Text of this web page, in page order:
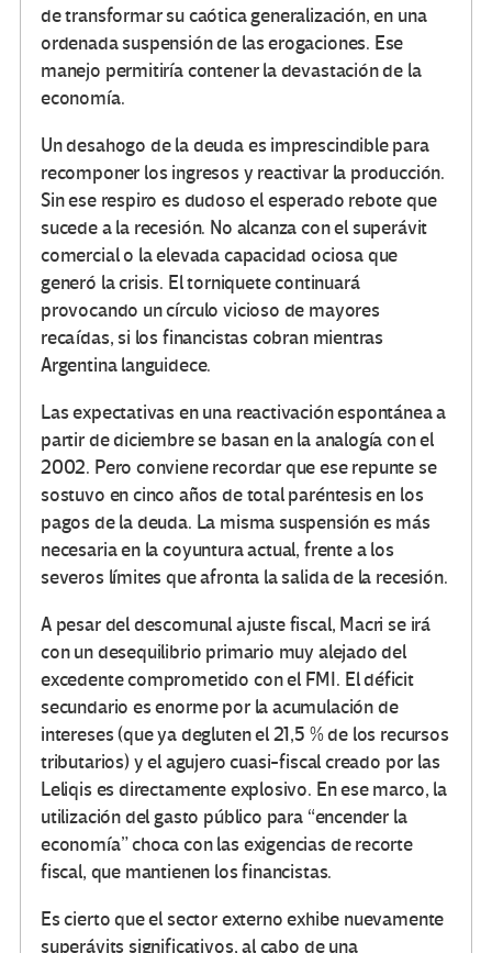
de transformar su caótica generalización, en una
ordenada suspensión de las erogaciones. Ese
manejo permitiría contener la devastación de la
economía.
Un desahogo de la deuda es imprescindible para
recomponer los ingresos y reactivar la producción.
Sin ese respiro es dudoso el esperado rebote que
sucede a la recesión. No alcanza con el superávit
comercial o la elevada capacidad ociosa que
generó la crisis. El torniquete continuará
provocando un círculo vicioso de mayores
recaídas, si los financistas cobran mientras
Argentina languidece.
Las expectativas en una reactivación espontánea a
partir de diciembre se basan en la analogía con el
2002. Pero conviene recordar que ese repunte se
sostuvo en cinco años de total paréntesis en los
pagos de la deuda. La misma suspensión es más
necesaria en la coyuntura actual, frente a los
severos límites que afronta la salida de la recesión.
A pesar del descomunal ajuste fiscal, Macri se irá
con un desequilibrio primario muy alejado del
excedente comprometido con el FMI. El déficit
secundario es enorme por la acumulación de
intereses (que ya degluten el 21,5 % de los recursos
tributarios) y el agujero cuasi-fiscal creado por las
Leliqis es directamente explosivo. En ese marco, la
utilización del gasto público para “encender la
economía” choca con las exigencias de recorte
fiscal, que mantienen los financistas.
Es cierto que el sector externo exhibe nuevamente
superávits significativos, al cabo de una